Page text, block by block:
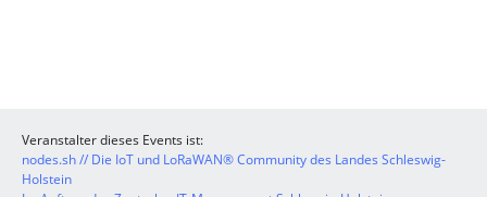
Veranstalter dieses Events ist:
nodes.sh // Die IoT und LoRaWAN® Community des Landes Schleswig-
Holstein